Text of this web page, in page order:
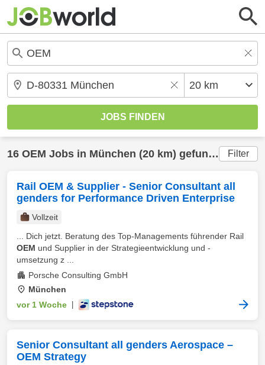
16 OEM Jobs in München (20 km) gefunden Filter
Rail OEM & Supplier - Senior Consultant all
genders for Performance Driven Enterprise
Vollzeit
... Dich jetzt. Beratung des Top-Managements führender Rail
OEM und Supplier in der Strategieentwicklung und -
umsetzung z ...
Porsche Consulting GmbH
München
vor 1 Woche
Senior Consultant all genders Aerospace –
OEM Strategy